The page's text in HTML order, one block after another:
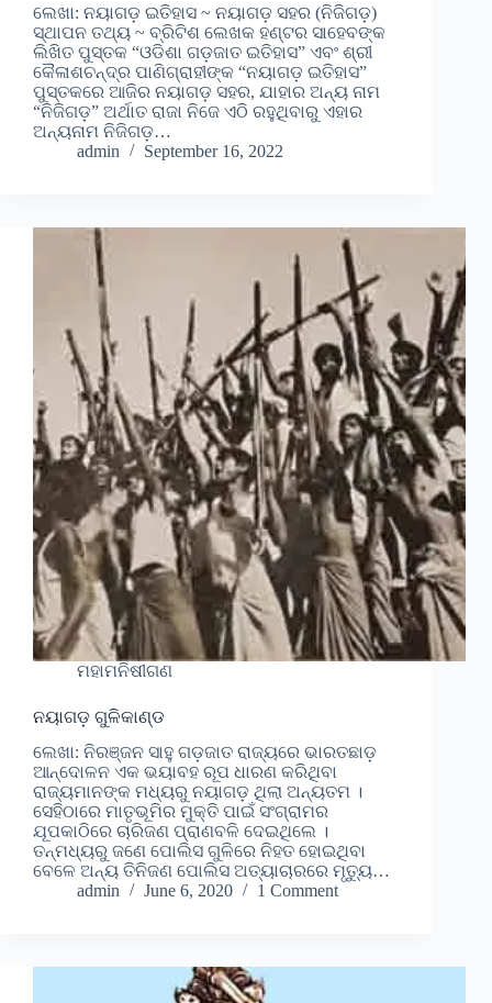
ଲେଖା: ନୟାଗଡ଼ ଇତିହାସ ~ ନୟାଗଡ଼ ସହର (ନିଜିଗଡ଼)
ସ୍ଥାପନ ତଥ୍ୟ ~ ବ୍ରିଟିଶ ଲେଖକ ହଣ୍ଟର ସାହେବଙ୍କ
ଲିଖିତ ପୁସ୍ତକ “ଓଡିଶା ଗଡ଼ଜାତ ଇତିହାସ” ଏବଂ ଶ୍ରୀ
କୈଳାଶଚନ୍ଦ୍ର ପାଣିଗ୍ରାହୀଙ୍କ “ନୟାଗଡ଼ ଇତିହାସ”
ପୁସ୍ତକରେ ଆଜିର ନୟାଗଡ଼ ସହର, ଯାହାର ଅନ୍ୟ ନାମ
“ନିଜିଗଡ଼” ଅର୍ଥାତ ରାଜା ନିଜେ ଏଠି ରହୁଥିବାରୁ ଏହାର
ଅନ୍ୟନାମ ନିଜିଗଡ଼…
admin
September 16, 2022
ମହାମନିଷୀଗଣ
ନୟାଗଡ଼ ଗୁଳିକାଣ୍ଡ
ଲେଖା: ନିରଞ୍ଜନ ସାହୁ ଗଡ଼ଜାତ ରାଜ୍ୟରେ ଭାରତଛାଡ଼
ଆନ୍ଦୋଳନ ଏକ ଭୟାବହ ରୂପ ଧାରଣ କରିଥିବା
ରାଜ୍ୟମାନଙ୍କ ମଧ୍ୟରୁ ନୟାଗଡ଼ ଥିଲା ଅନ୍ୟତମ ।
ସେହିଠାରେ ମାତୃଭୂମିର ମୁକ୍ତି ପାଇଁ ସଂଗ୍ରାମର
ଯୂପକାଠିରେ ଚାରିଜଣ ପ୍ରାଣବଳି ଦେଇଥିଲେ ।
ତନ୍ମଧ୍ୟରୁ ଜଣେ ପୋଲିସ ଗୁଳିରେ ନିହତ ହୋଇଥିବା
ବେଳେ ଅନ୍ୟ ତିନିଜଣ ପୋଲିସ ଅତ୍ୟାଚାରରେ ମୃତ୍ୟୁ…
admin
June 6, 2020 1 Comment